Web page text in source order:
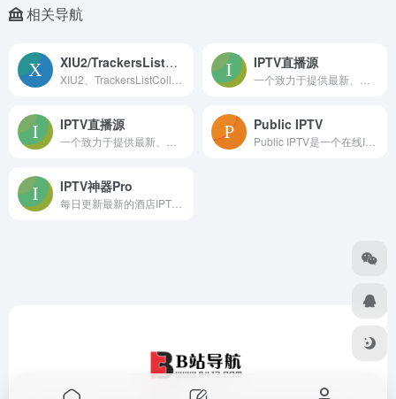
相关导航
XIU2/TrackersListCollection IPTV直播源
IPTV直播源 Public IPTV
IPTV神器Pro